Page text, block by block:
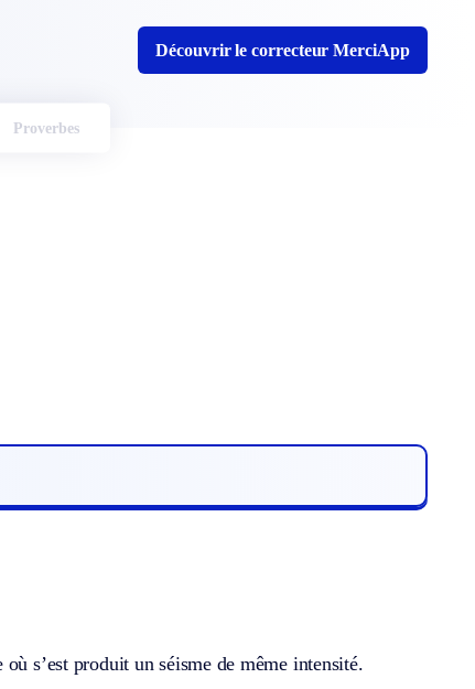
Découvrir le correcteur MerciApp
Proverbes
s’est produit un séisme de même intensité.